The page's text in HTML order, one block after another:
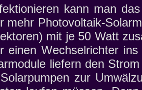
kann man
mehr Photovoltaik-
mit je 50 Watt
einen Wechselrichter
liefern den
zur